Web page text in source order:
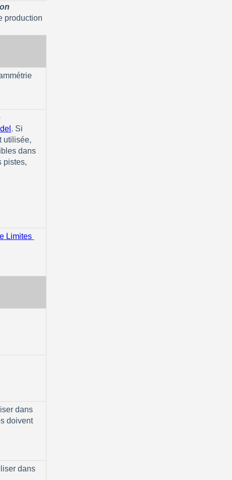
production
‍. Si
utilisée,
dans
pistes,
Limites
dans
doivent
dans